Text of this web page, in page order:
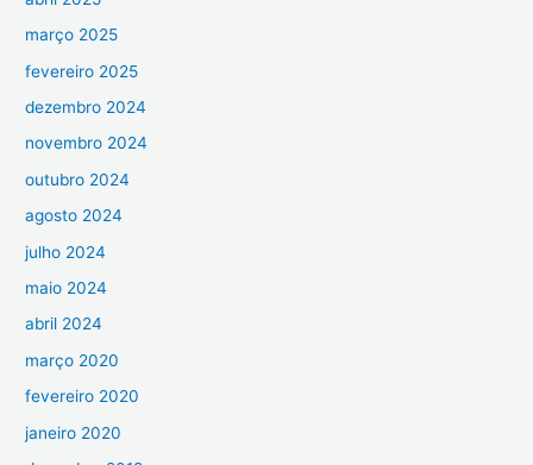
março 2025
fevereiro 2025
dezembro 2024
novembro 2024
outubro 2024
agosto 2024
julho 2024
maio 2024
abril 2024
março 2020
fevereiro 2020
janeiro 2020